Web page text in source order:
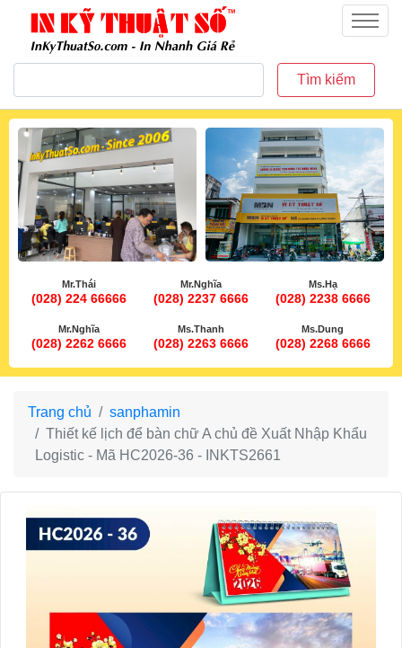
inkythuatso.com
Menu
Tìm kiếm
Mr.Thái
(028) 224 66666
Mr.Nghĩa
(028) 2237 6666
Ms.Hạ
(028) 2238 6666
Mr.Nghĩa
(028) 2262 6666
Ms.Thanh
(028) 2263 6666
Ms.Dung
(028) 2268 6666
Trang chủ
sanphamin
Thiết kế lịch để bàn chữ A chủ đề Xuất Nhập Khẩu
Logistic - Mã HC2026-36 - INKTS2661